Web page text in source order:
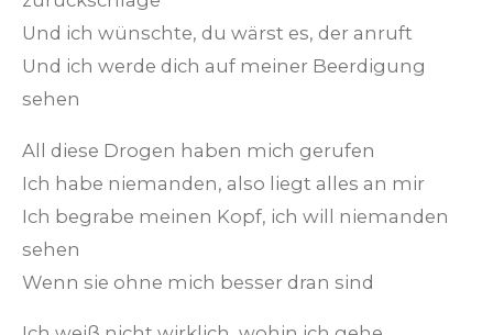
Und ich wünschte, du wärst es, der anruft
Und ich werde dich auf meiner Beerdigung
sehen
All diese Drogen haben mich gerufen
Ich habe niemanden, also liegt alles an mir
Ich begrabe meinen Kopf, ich will niemanden
sehen
Wenn sie ohne mich besser dran sind